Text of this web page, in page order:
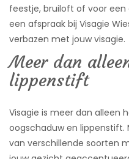
N
D
B
R
U
I
S
M
A
E
feestje, bruiloft of voor een
een afspraak bij Visagie
verbazen met jouw visagie.
Meer dan
lippenstift
Visagie is meer dan alleen
oogschaduw en lippenstift.
van verschillende soorten